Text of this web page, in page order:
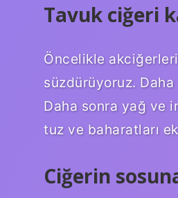
Tavuk ciğeri
Öncelikle
süzdürüyoruz.
Daha sonra yağ ve
tuz ve baharatları
Ciğerin